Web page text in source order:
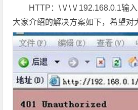
HTTP：\ \/ \ \/ 192.168.0.1输
大家介绍的解决方案如下，希望对